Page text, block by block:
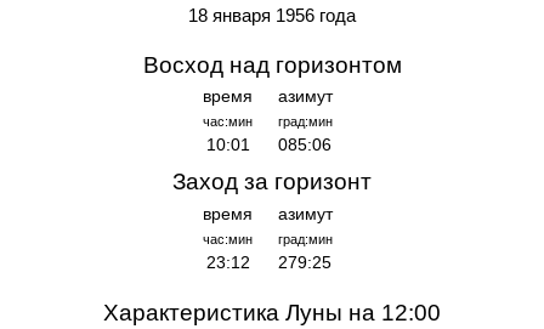
18 января 1956 года
Восход над горизонтом
время
час:мин
10:01
азимут
град:мин
085:06
Заход за горизонт
время
час:мин
23:12
азимут
град:мин
279:25
Характеристика Луны на 12:00